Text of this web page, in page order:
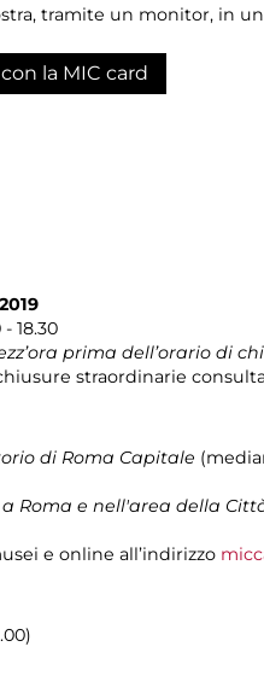
tramite un monitor, in
la MIC card
18.30
prima dell’orario di
straordinarie
di Roma Capitale
Roma e nell'area della
e online all’indirizzo